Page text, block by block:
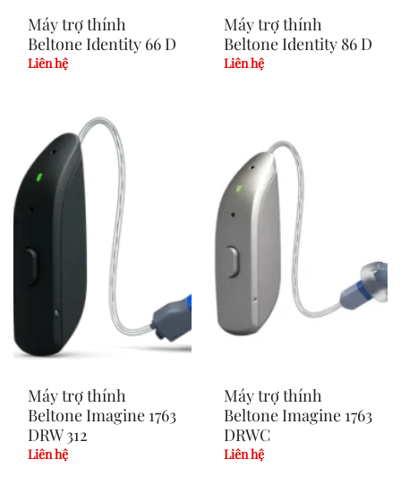
Máy trợ thính
Beltone Identity 66 D
Liên hệ
Máy trợ thính
Beltone Identity 86 D
Liên hệ
Máy trợ thính
Beltone Imagine 1763
DRW 312
Liên hệ
Máy trợ thính
Beltone Imagine 1763
DRWC
Liên hệ